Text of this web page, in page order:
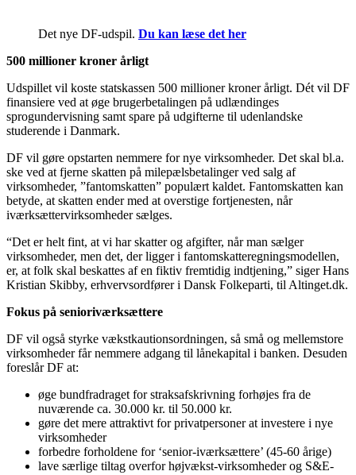
Det nye DF-udspil. Du kan læse det her
500 millioner kroner årligt
Udspillet vil koste statskassen 500 millioner kroner årligt. Dét vil DF
finansiere ved at øge brugerbetalingen på udlændinges
sprogundervisning samt spare på udgifterne til udenlandske
studerende i Danmark.
DF vil gøre opstarten nemmere for nye virksomheder. Det skal bl.a.
ske ved at fjerne skatten på milepælsbetalinger ved salg af
virksomheder, ”fantomskatten” populært kaldet. Fantomskatten kan
betyde, at skatten ender med at overstige fortjenesten, når
iværksættervirksomheder sælges.
“Det er helt fint, at vi har skatter og afgifter, når man sælger
virksomheder, men det, der ligger i fantomskatteregningsmodellen,
er, at folk skal beskattes af en fiktiv fremtidig indtjening,” siger Hans
Kristian Skibby, erhvervsordfører i Dansk Folkeparti, til Altinget.dk.
Fokus på senioriværksættere
DF vil også styrke vækstkautionsordningen, så små og mellemstore
virksomheder får nemmere adgang til lånekapital i banken. Desuden
foreslår DF at:
øge bundfradraget for straksafskrivning forhøjes fra de
nuværende ca. 30.000 kr. til 50.000 kr.
gøre det mere attraktivt for privatpersoner at investere i nye
virksomheder
forbedre forholdene for ‘senior-iværksættere’ (45-60 årige)
lave særlige tiltag overfor højvækst-virksomheder og S&E-